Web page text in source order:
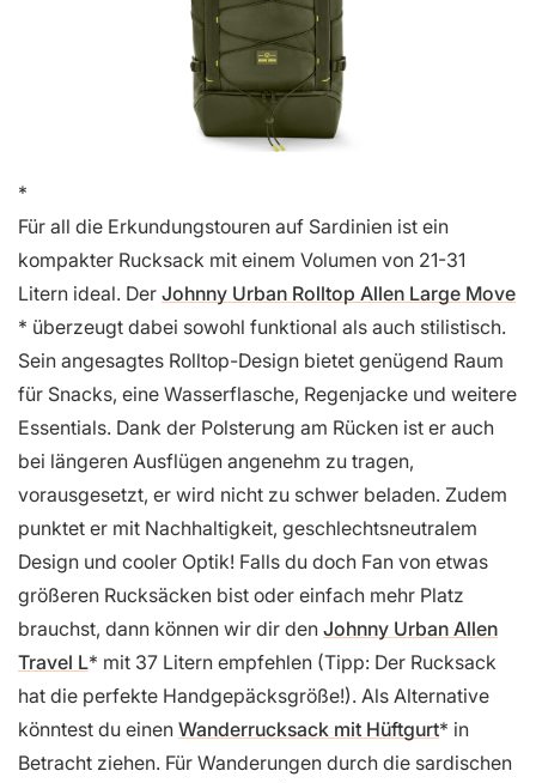
Für all die Erkundungstouren auf Sardinien ist ein
kompakter Rucksack mit einem Volumen von 21-31
Litern ideal. Der Johnny Urban Rolltop Allen Large Move
überzeugt dabei sowohl funktional als auch stilistisch.
Sein angesagtes Rolltop-Design bietet genügend Raum
für Snacks, eine Wasserflasche, Regenjacke und weitere
Essentials. Dank der Polsterung am Rücken ist er auch
bei längeren Ausflügen angenehm zu tragen,
vorausgesetzt, er wird nicht zu schwer beladen. Zudem
punktet er mit Nachhaltigkeit, geschlechtsneutralem
Design und cooler Optik! Falls du doch Fan von etwas
größeren Rucksäcken bist oder einfach mehr Platz
brauchst, dann können wir dir den Johnny Urban Allen
Travel L
mit 37 Litern empfehlen (Tipp: Der Rucksack
hat die perfekte Handgepäcksgröße!). Als Alternative
könntest du einen Wanderrucksack mit Hüftgurt
in
Betracht ziehen. Für Wanderungen durch die sardischen